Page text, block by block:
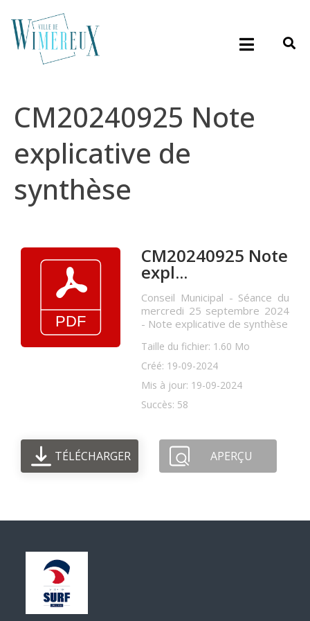
CM20240925 Note
explicative de
synthèse
CM20240925 Note
expl...
Conseil Municipal - Séance du
mercredi 25 septembre 2024
- Note explicative de synthèse
Taille du fichier: 1.60 Mo
Créé: 19-09-2024
Mis à jour: 19-09-2024
Succès: 58
TÉLÉCHARGER APERÇU